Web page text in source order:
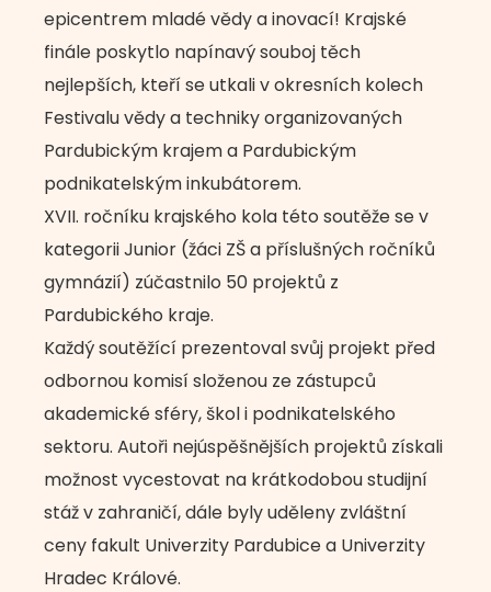
epicentrem mladé vědy a inovací! Krajské
finále poskytlo napínavý souboj těch
nejlepších, kteří se utkali v okresních kolech
Festivalu vědy a techniky organizovaných
Pardubickým krajem a Pardubickým
podnikatelským inkubátorem.
XVII. ročníku krajského kola této soutěže se v
kategorii Junior (žáci ZŠ a příslušných ročníků
gymnázií) zúčastnilo 50 projektů z
Pardubického kraje.
Každý soutěžící prezentoval svůj projekt před
odbornou komisí složenou ze zástupců
akademické sféry, škol i podnikatelského
sektoru. Autoři nejúspěšnějších projektů získali
možnost vycestovat na krátkodobou studijní
stáž v zahraničí, dále byly uděleny zvláštní
ceny fakult Univerzity Pardubice a Univerzity
Hradec Králové.